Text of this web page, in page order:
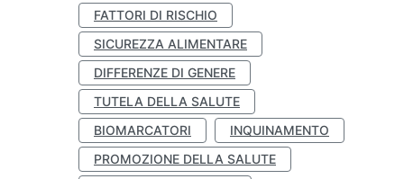
FATTORI DI RISCHIO
SICUREZZA ALIMENTARE
DIFFERENZE DI GENERE
TUTELA DELLA SALUTE
BIOMARCATORI
INQUINAMENTO
PROMOZIONE DELLA SALUTE